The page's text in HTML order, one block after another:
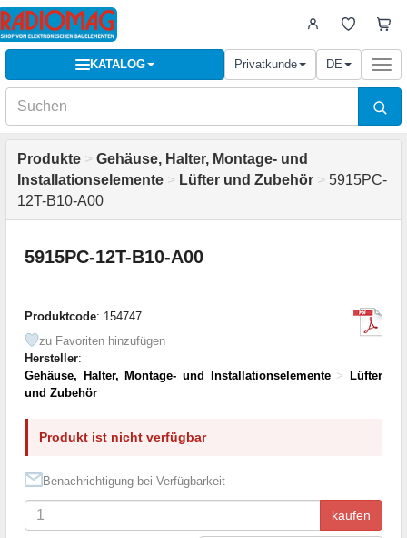
KATALOG Privatkunde DE
Produkte > Gehäuse, Halter, Montage- und
Installationselemente > Lüfter und Zubehör > 5915PC-
12T-B10-A00
5915PC-12T-B10-A00
Produktcode: 154747
zu Favoriten hinzufügen
Hersteller:
Gehäuse, Halter, Montage- und Installationselemente > Lüfter
und Zubehör
Produkt ist nicht verfügbar
Benachrichtigung bei Verfügbarkeit
kaufen